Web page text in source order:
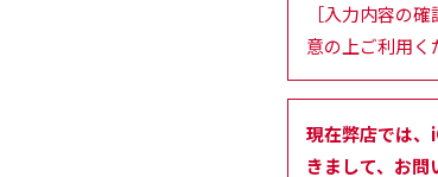
［入力内容の
意の上ご利用く
現在弊店では
きまして、お問